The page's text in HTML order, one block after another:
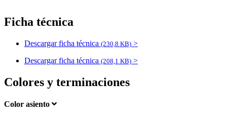
Ficha técnica
Descargar ficha técnica (230,8 KB) >
Descargar ficha técnica (208,1 KB) >
Colores y terminaciones
Color asiento